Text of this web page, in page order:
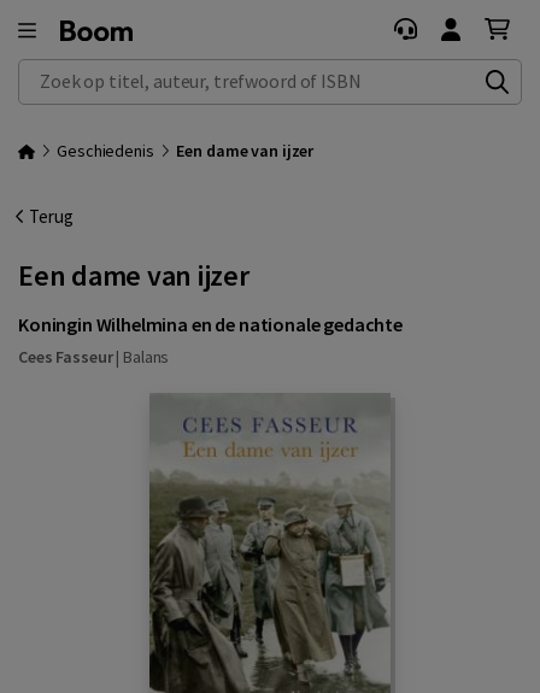
Zoek op titel, auteur, trefwoord of ISBN
Geschiedenis Een dame van ijzer
Terug
Een dame van ijzer
Koningin Wilhelmina en de nationale gedachte
Cees Fasseur| Balans